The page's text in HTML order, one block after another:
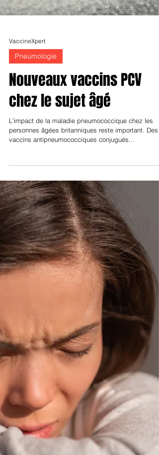
VaccineXpert
Nouveaux vaccins PCV
chez le sujet âgé
L’impact de la maladie pneumococcique chez les
personnes âgées britanniques reste important. Des
vaccins antipneumococciques conjugués...